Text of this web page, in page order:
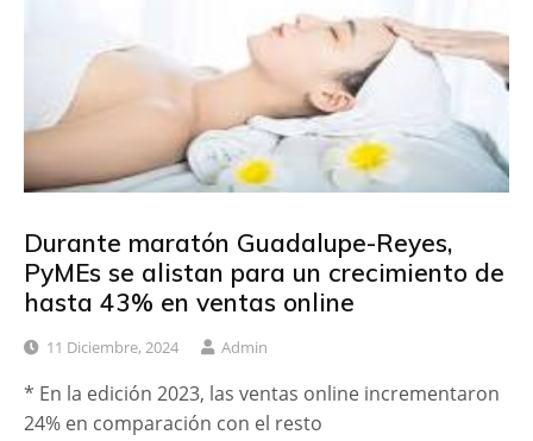
Durante maratón Guadalupe-Reyes,
PyMEs se alistan para un crecimiento de
hasta 43% en ventas online
11 Diciembre, 2024 Admin
* En la edición 2023, las ventas online incrementaron
24% en comparación con el resto